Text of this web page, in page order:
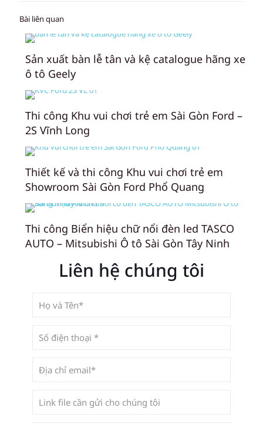
Bài liên quan
Sản xuất bàn lễ tân và kệ catalogue hãng xe
ô tô Geely
Thi công Khu vui chơi trẻ em Sài Gòn Ford –
2S Vĩnh Long
Thiết kế và thi công Khu vui chơi trẻ em
Showroom Sài Gòn Ford Phổ Quang
Thi công Biển hiệu chữ nổi đèn led TASCO
AUTO – Mitsubishi Ô tô Sài Gòn Tây Ninh
Liên hệ chúng tôi